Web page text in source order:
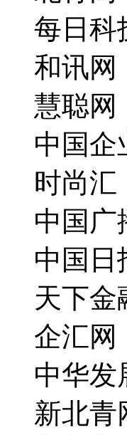
每日科
和讯网
慧聪网
中国企
时尚汇
中国广
中国日
天下金
企汇网
中华发
新北青